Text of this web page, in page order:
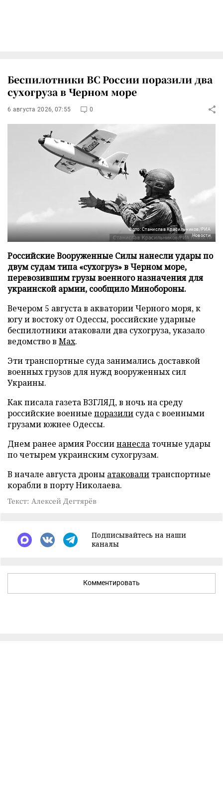
Беспилотники ВС России поразили два
сухогруза в Черном море
6 августа 2026, 07:55 0
Фото: Станислав Красильников/РИА
Новости
Российские Вооруженные Силы нанесли удары по
двум судам типа «сухогруз» в Черном море,
перевозившим грузы военного назначения для
украинской армии, сообщило Минобороны.
Вечером 5 августа в акватории Черного моря, к
югу и востоку от Одессы, российские ударные
беспилотники атаковали два сухогруза, указало
ведомство в Max.
Эти транспортные суда занимались доставкой
военных грузов для нужд вооруженных сил
Украины.
Как писала газета ВЗГЛЯД, в ночь на среду
российские военные поразили суда с военными
грузами южнее Одессы.
Днем ранее армия Россиинанесла точные удары
по четырем украинским сухогрузам.
В начале августа дроны атаковали транспортные
корабли в порту Николаева.
Текст: Алексей Дегтярёв
Подписывайтесь на наши
каналы
Комментировать